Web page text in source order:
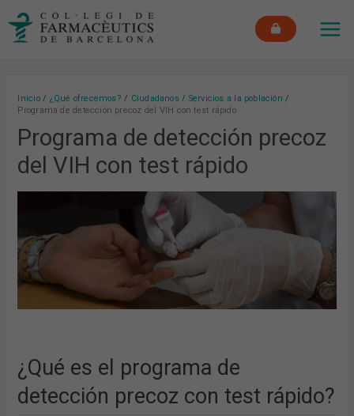
Inicio ¿Qué ofrecemos? Ciudadanos
Servicios a la población
Programa de detección precoz del VIH con test rápido
Programa de detección precoz
del VIH con test rápido
¿Qué es el programa de
detección precoz con test rápido?